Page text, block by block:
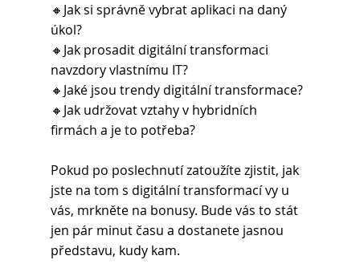
🔸Jak si správně vybrat aplikaci na daný
úkol?
🔸Jak prosadit digitální transformaci
navzdory vlastnímu IT?
🔸Jaké jsou trendy digitální transformace?
🔸Jak udržovat vztahy v hybridních
firmách a je to potřeba?
Pokud po poslechnutí zatoužíte zjistit, jak
jste na tom s digitální transformací vy u
vás, mrkněte na bonusy. Bude vás to stát
jen pár minut času a dostanete jasnou
představu, kudy kam.